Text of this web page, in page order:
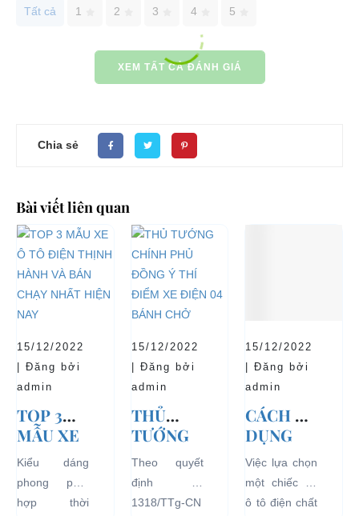
Tất cả 1 2 3 4 5
XEM TẤT CẢ ĐÁNH GIÁ
Chia sẻ
Bài viết liên quan
15/12/2022
| Đăng bởi
admin
TOP 3
MẪU XE
Ô TÔ
ĐIỆN
THỊNH
Kiểu dáng
phong phú,
hợp thời
15/12/2022
| Đăng bởi
admin
THỦ
TƯỚNG
CHÍNH
PHỦ
ĐỒNG Ý
Theo quyết
định số
1318/TTg-CN
15/12/2022
| Đăng bởi
admin
CÁCH SỬ
DỤNG
XE Ô TÔ
ĐIỆN ĐỂ
TĂNG
Việc lựa chọn
một chiếc xe
ô tô điện chất